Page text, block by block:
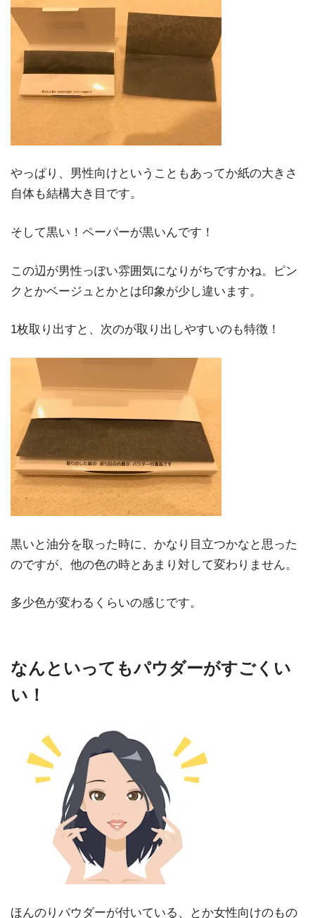
やっぱり、男性向けということもあってか紙の大きさ
自体も結構大き目です。
そして黒い！ペーパーが黒いんです！
この辺が男性っぽい雰囲気になりがちですかね。ピン
クとかベージュとかとは印象が少し違います。
1枚取り出すと、次のが取り出しやすいのも特徴！
黒いと油分を取った時に、かなり目立つかなと思った
のですが、他の色の時とあまり対して変わりません。
多少色が変わるくらいの感じです。
なんといってもパウダーがすごくい
い！
ほんのりパウダーが付いている、とか女性向けのもの